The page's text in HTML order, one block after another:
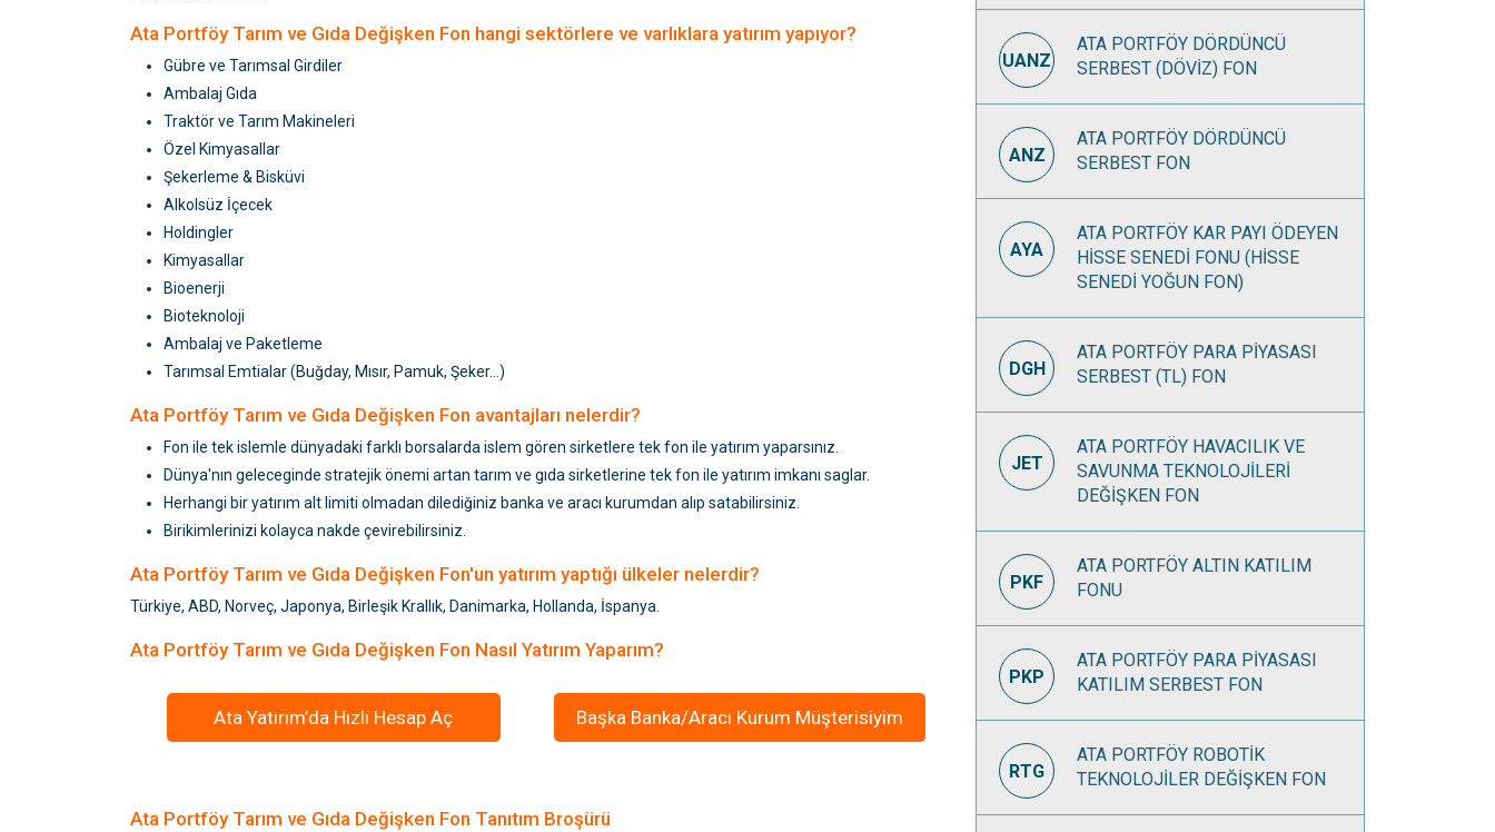
Ata Portföy Tarım ve Gıda Değişken Fon hangi sektörlere ve varlıklara yatırım yapıyor?
Gübre ve Tarımsal Girdiler
Ambalaj Gıda
Traktör ve Tarım Makineleri
Özel Kimyasallar
Şekerleme & Bisküvi
Alkolsüz İçecek
Holdingler
Kimyasallar
Bioenerji
Bioteknoloji
Ambalaj ve Paketleme
Tarımsal Emtialar (Buğday, Mısır, Pamuk, Şeker...)
Ata Portföy Tarım ve Gıda Değişken Fon avantajları nelerdir?
Fon ile tek islemle dünyadaki farklı borsalarda islem gören sirketlere tek fon ile yatırım yaparsınız.
Dünya'nın geleceginde stratejik önemi artan tarım ve gıda sirketlerine tek fon ile yatırım imkanı saglar.
Herhangi bir yatırım alt limiti olmadan dilediğiniz banka ve aracı kurumdan alıp satabilirsiniz.
Birikimlerinizi kolayca nakde çevirebilirsiniz.
Ata Portföy Tarım ve Gıda Değişken Fon'un yatırım yaptığı ülkeler nelerdir?
Türkiye, ABD, Norveç, Japonya, Birleşik Krallık, Danimarka, Hollanda, İspanya.
Ata Portföy Tarım ve Gıda Değişken Fon Nasıl Yatırım Yaparım?
Ata Yatırım’da Hızlı Hesap Aç Başka Banka/Aracı Kurum Müşterisiyim
Ata Portföy Tarım ve Gıda Değişken Fon Tanıtım Broşürü
UANZ
ATA PORTFÖY DÖRDÜNCÜ
SERBEST (DÖVİZ) FON
ANZ
ATA PORTFÖY DÖRDÜNCÜ
SERBEST FON
AYA
ATA PORTFÖY KAR PAYI ÖDEYEN
HİSSE SENEDİ FONU (HİSSE
SENEDİ YOĞUN FON)
DGH
ATA PORTFÖY PARA PİYASASI
SERBEST (TL) FON
JET
ATA PORTFÖY HAVACILIK VE
SAVUNMA TEKNOLOJİLERİ
DEĞİŞKEN FON
PKF
ATA PORTFÖY ALTIN KATILIM
FONU
PKP
ATA PORTFÖY PARA PİYASASI
KATILIM SERBEST FON
RTG
ATA PORTFÖY ROBOTİK
TEKNOLOJİLER DEĞİŞKEN FON